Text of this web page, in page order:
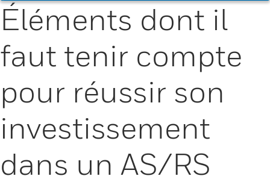
Éléments dont il
faut tenir compte
pour réussir son
investissement
dans un AS/RS